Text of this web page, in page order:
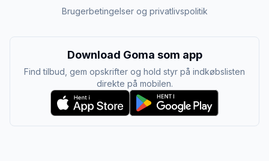
Brugerbetingelser og privatlivspolitik
Download Goma som app
Find tilbud, gem opskrifter og hold styr på indkøbslisten
direkte på mobilen.